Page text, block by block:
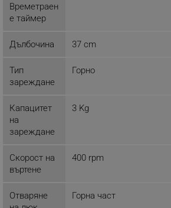
Времетраен
е таймер
Дълбочина 37 cm
Тип
зареждане
Горно
Капацитет
на
зареждане
3 Kg
Скорост на
въртене
400 rpm
Отваряне
Горна част
Таргетиране
правилно без строго необходими
click_code_ps